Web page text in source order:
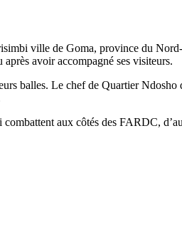
ville de Goma, province du
avoir accompagné ses visiteurs.
balles. Le chef de Quartier Ndosho
aux côtés des FARDC,